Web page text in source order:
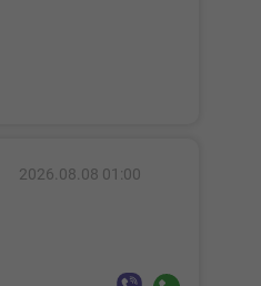
2026.08.08 01:00